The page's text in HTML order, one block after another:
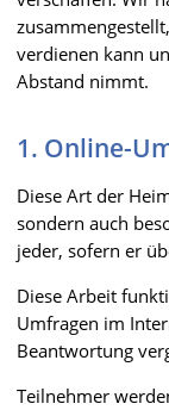
verdienen kann
Abstand nimmt.
1. Online-
Diese Art der
sondern auch
jeder, sofern er
Diese Arbeit
Umfragen im
Beantwortung
Teilnehmer